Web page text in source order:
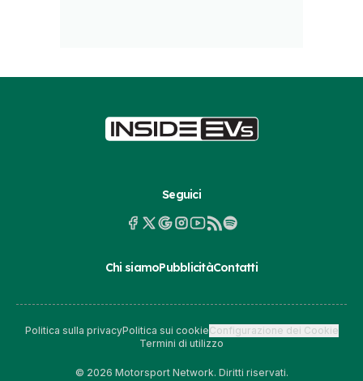
Seguici
Chi siamoPubblicitàContatti
Politica sulla privacyPolitica sui cookieConfigurazione dei Cookie
Termini di utilizzo
© 2026 Motorsport Network. Diritti riservati.